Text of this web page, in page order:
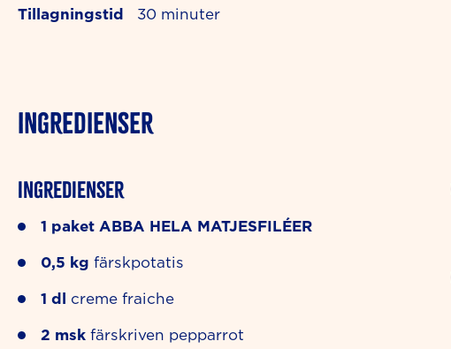
Tillagningstid 30
INGREDIENSER
Ingredienser
1 paket ABBA HELA MATJESFILÉER
0,5 kg färskpotatis
1 dl creme fraiche
2 msk färskriven pepparrot